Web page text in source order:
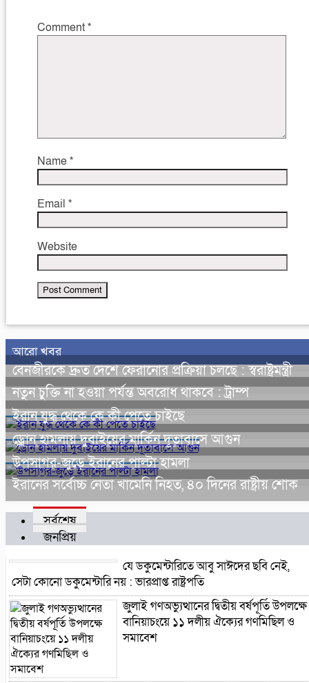
Comment*
Name*
Email *
Website
আরো খবর
বেনজীরকে দ্রুত দেশে ফেরানোর প্রক্রিয়া চলছে : স্বরাষ্ট্রমন্ত্রী
নতুন চুক্তি না হওয়া পর্যন্ত অবরোধ থাকবে : ট্রাম্প
ইরান যুদ্ধ থেকে কে কী পেতে চাইছে
ড্রোন হামলায় দুবাইয়ের মার্কিন দূতাবাসে আগুন
উপসাগর-জুড়ে ইরানের পাল্টা হামলা
ইরানের সর্বোচ্চ নেতা খামেনি নিহত, ৪০ দিনের রাষ্ট্রীয় শোক
সর্বশেষ
জনপ্রিয়
যে ডকুমেন্টারিতে আবু সাঈদের ছবি নেই,
সেটা কোনো ডকুমেন্টারি নয় : ভারপ্রাপ্ত রাষ্ট্রপতি
জুলাই গণঅভ্যুত্থানের দ্বিতীয় বর্ষপূর্তি উপলক্ষে
বানিয়াচংয়ে ১১ দলীয় ঐক্যের গণমিছিল ও
সমাবেশ